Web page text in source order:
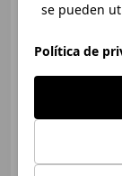
se pueden
Política de